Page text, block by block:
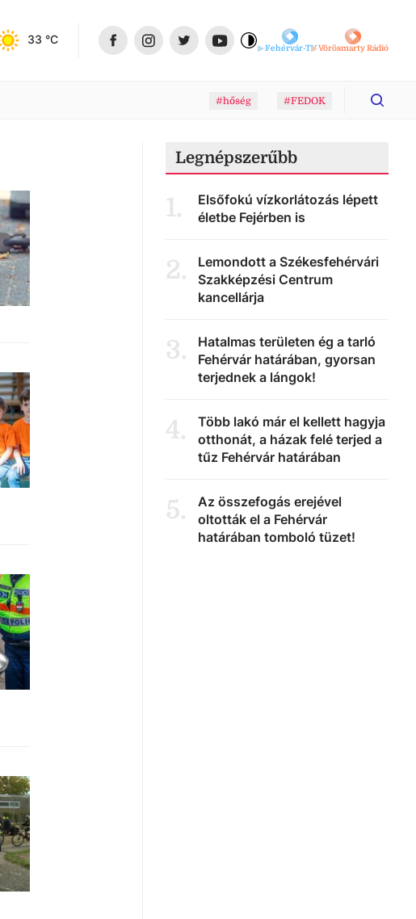
33 °C
Fehérvár-TVVörösmarty Rádió
#hőség #FEDOK
Legnépszerűbb
1.
Elsőfokú vízkorlátozás lépett
életbe Fejérben is
2.
Lemondott a Székesfehérvári
Szakképzési Centrum
kancellárja
3.
Hatalmas területen ég a tarló
Fehérvár határában, gyorsan
terjednek a lángok!
4.
Több lakó már el kellett hagyja
otthonát, a házak felé terjed a
tűz Fehérvár határában
5.
Az összefogás erejével
oltották el a Fehérvár
határában tomboló tüzet!